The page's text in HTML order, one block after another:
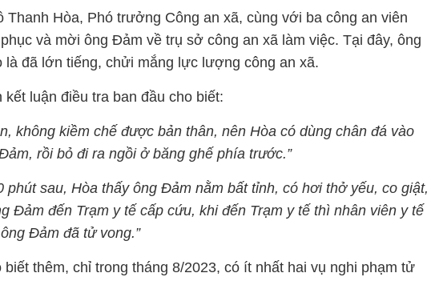
Thanh Hòa, Phó trưởng Công an xã, cùng với ba công an viên
và mời ông Đảm về trụ sở công an xã làm việc. Tại đây, ông
là đã lớn tiếng, chửi mắng lực lượng công an xã.
kết luận điều tra ban đầu cho biết:
không kiềm chế được bản thân, nên Hòa có dùng chân đá vào
rồi bỏ đi ra ngồi ở băng ghế phía trước.”
phút sau, Hòa thấy ông Đảm nằm bất tỉnh, có hơi thở yếu, co giật,
Đảm đến Trạm y tế cấp cứu, khi đến Trạm y tế thì nhân viên y tế
Đảm đã tử vong.”
biết thêm, chỉ trong tháng 8/2023, có ít nhất hai vụ nghi phạm tử